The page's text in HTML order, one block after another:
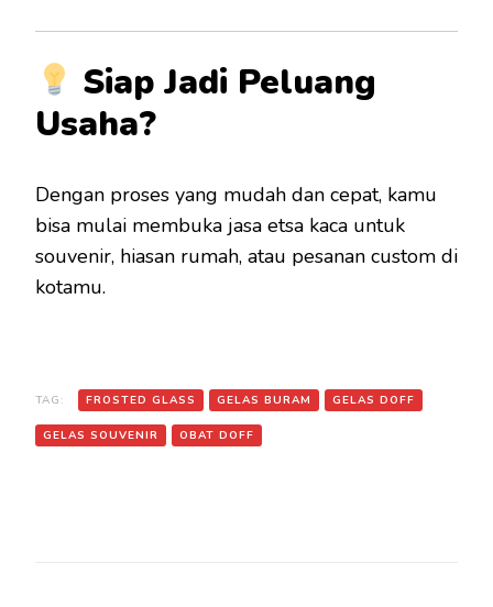
Siap Jadi Peluang
Usaha?
Dengan proses yang mudah dan cepat, kamu
bisa mulai membuka jasa etsa kaca untuk
souvenir, hiasan rumah, atau pesanan custom di
kotamu.
TAG: FROSTED GLASS GELAS BURAM GELAS DOFF
GELAS SOUVENIR OBAT DOFF